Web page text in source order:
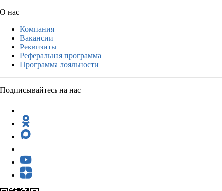
О нас
Компания
Вакансии
Реквизиты
Реферальная программа
Программа лояльности
Подписывайтесь на нас